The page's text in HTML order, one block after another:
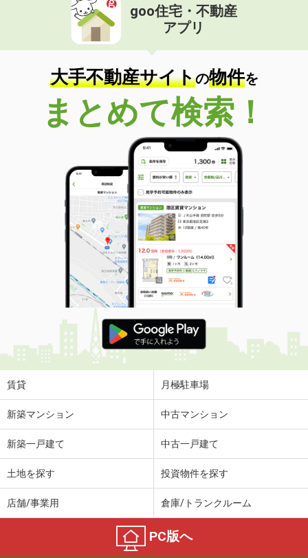
goo住宅・不動産
アプリ
大手不動産サイトの物件を
まとめて検索！
賃貸 月極駐車場
新築マンション 中古マンション
新築一戸建て 中古一戸建て
土地を探す 投資物件を探す
店舗/事業用 倉庫/トランクルーム
PC版へ